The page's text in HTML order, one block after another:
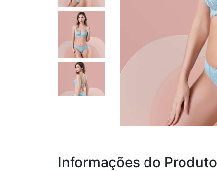
Informações do Produto